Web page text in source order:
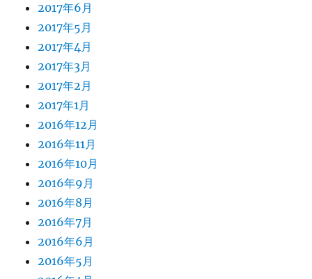
2017年6月
2017年5月
2017年4月
2017年3月
2017年2月
2017年1月
2016年12月
2016年11月
2016年10月
2016年9月
2016年8月
2016年7月
2016年6月
2016年5月